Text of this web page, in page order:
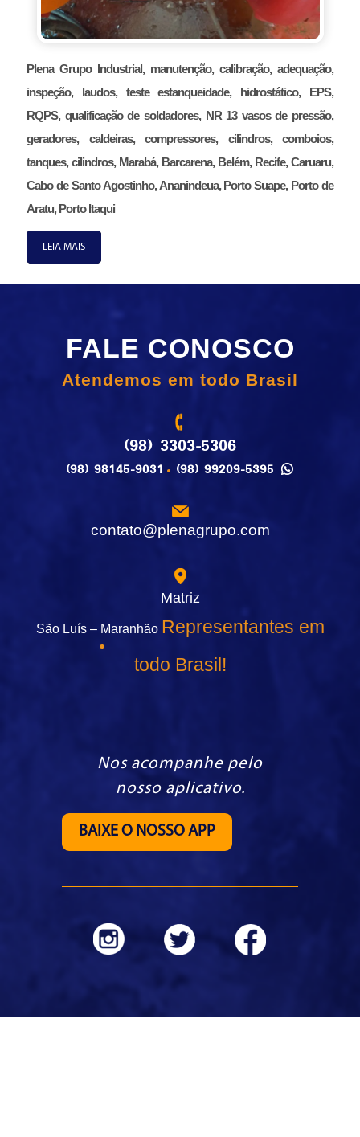
Plena Grupo Industrial, manutenção, calibração, adequação,
inspeção, laudos, teste estanqueidade, hidrostático, EPS,
RQPS, qualificação de soldadores, NR 13 vasos de pressão,
geradores, caldeiras, compressores, cilindros, comboios,
tanques, cilindros, Marabá, Barcarena, Belém, Recife, Caruaru,
Cabo de Santo Agostinho, Ananindeua, Porto Suape, Porto de
Aratu, Porto Itaqui
LEIA MAIS
FALE CONOSCO
Atendemos em todo Brasil
(98) 3303-5306
(98) 98145-9031 (98) 99209-5395
contato@plenagrupo.com
Matriz
São Luís – Maranhão Representantes em
todo Brasil!
Nos acompanhe pelo
nosso aplicativo.
BAIXE O NOSSO APP